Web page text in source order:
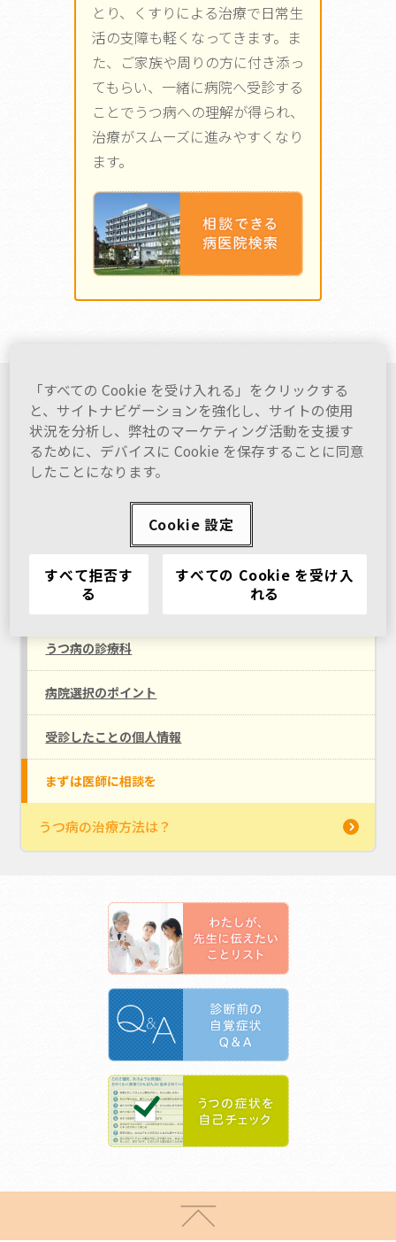
とり、くすりによる治療で日常生
活の支障も軽くなってきます。ま
た、ご家族や周りの方に付き添っ
てもらい、一緒に病院へ受診する
ことでうつ病への理解が得られ、
治療がスムーズに進みやすくなり
ます。
もしかして･･･うつ病？
教えて～うつ病～
うつ病ってどんな病気？
診察の流れ
うつ病の診療科
病院選択のポイント
受診したことの個人情報
まずは医師に相談を
うつ病の治療方法は？
「すべての Cookie を受け入れる」をクリックする
と、サイトナビゲーションを強化し、サイトの使用
状況を分析し、弊社のマーケティング活動を支援す
るために、デバイスに Cookie を保存することに同意
したことになります。
Cookie 設定
すべて拒否す
る
すべての Cookie を受け入
れる